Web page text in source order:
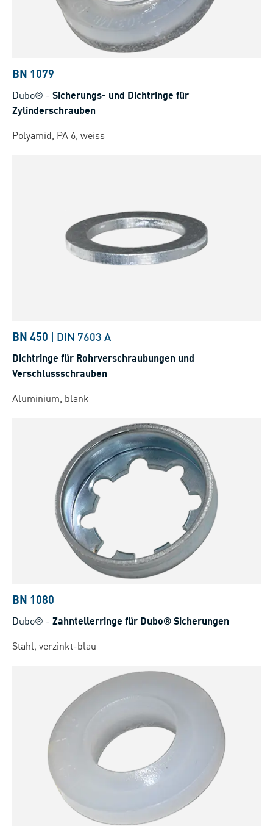
BN 1079
Dubo® - Sicherungs- und Dichtringe für
Zylinderschrauben
Polyamid, PA 6, weiss
BN 450 | DIN 7603 A
Dichtringe für Rohrverschraubungen und
Verschlussschrauben
Aluminium, blank
BN 1080
Dubo® - Zahntellerringe für Dubo® Sicherungen
Stahl, verzinkt-blau